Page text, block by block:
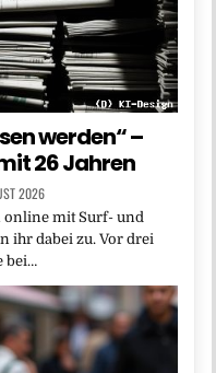
werden“ –
26 Jahren
2026
online mit Surf- und
ihr dabei zu. Vor drei
bei…